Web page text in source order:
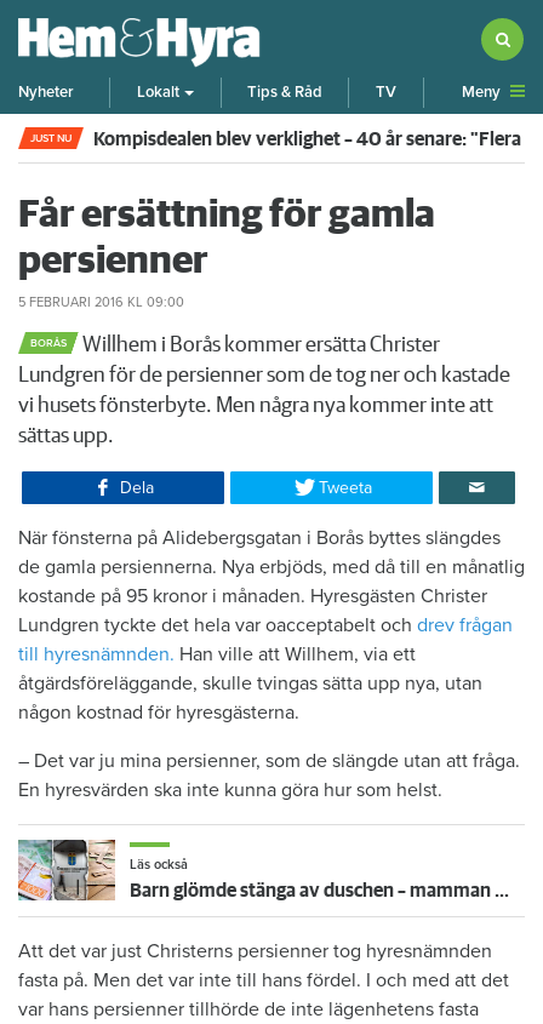
Nyheter Lokalt Tips & Råd TV Meny
JUST NU Kompisdealen blev verklighet – 40 år senare: "Flera
Får ersättning för gamla
persienner
5 FEBRUARI 2016 KL 09:00
BORÅS
Willhem i Borås kommer ersätta Christer
Lundgren för de persienner som de tog ner och kastade
vi husets fönsterbyte. Men några nya kommer inte att
sättas upp.
Dela Tweeta
När fönsterna på Alidebergsgatan i Borås byttes slängdes
de gamla persiennerna. Nya erbjöds, med då till en månatlig
kostande på 95 kronor i månaden. Hyresgästen Christer
Lundgren tyckte det hela var oacceptabelt och drev frågan
till hyresnämnden. Han ville att Willhem, via ett
åtgärdsföreläggande, skulle tvingas sätta upp nya, utan
någon kostnad för hyresgästerna.
– Det var ju mina persienner, som de slängde utan att fråga.
En hyresvärden ska inte kunna göra hur som helst.
Läs också
Barn glömde stänga av duschen – mamman måste betala 300 000
Att det var just Christerns persienner tog hyresnämnden
fasta på. Men det var inte till hans fördel. I och med att det
var hans persienner tillhörde de inte lägenhetens fasta